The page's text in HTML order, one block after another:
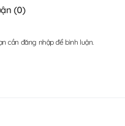
(0)
cần đăng nhậpđể bình luận.